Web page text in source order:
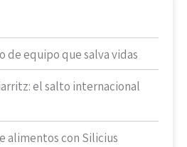
de equipo que salva vidas
el salto internacional
alimentos con Silicius